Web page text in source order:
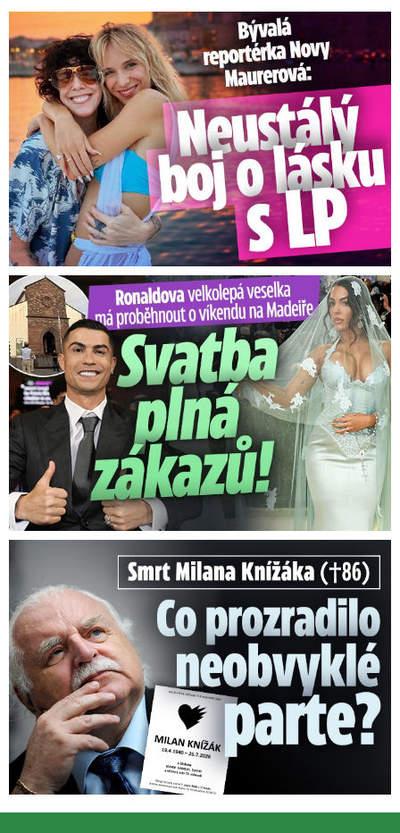
Bývalá reportérka Novy Maurerová: Neustálý boj o lásku s ...
Ronaldova velkolepá veselka na Madeiře: Svatba plná zákazů!
Smrt Milana Knížáka (†86): Co prozradilo neobvyklé parte?